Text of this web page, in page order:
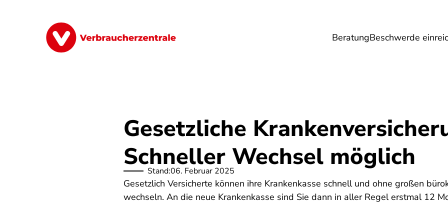
BeratungBeschwerde
Finanzen Digitales Lebensmittel Gesundheit Energie
Gesetzliche
Schneller Wechsel möglich
Stand:06. Februar 2025
Gesetzlich Versicherte können ihre Krankenkasse schnell und ohne großen
wechseln. An die neue Krankenkasse sind Sie dann in aller Regel erstmal 12